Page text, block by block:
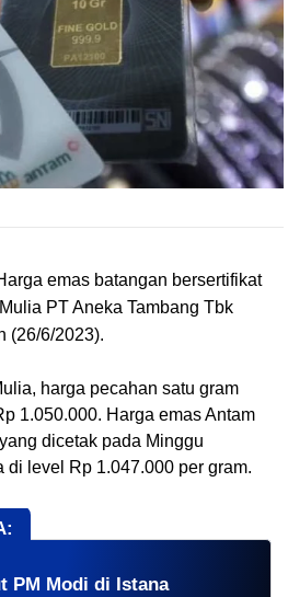
emas batangan bersertifikat
PT Aneka Tambang Tbk
(26/6/2023).
harga pecahan satu gram
1.050.000. Harga emas Antam
dicetak pada Minggu
di level Rp 1.047.000 per gram.
PM Modi di Istana